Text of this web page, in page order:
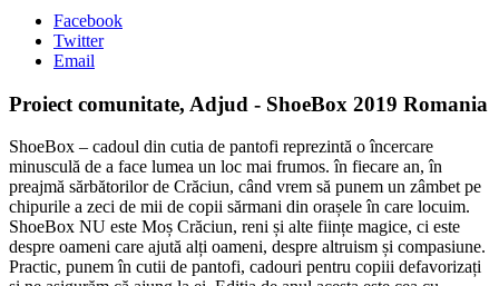
Facebook
Twitter
Email
Proiect comunitate, Adjud - ShoeBox 2019 Romania
ShoeBox – cadoul din cutia de pantofi reprezintă o încercare
minusculă de a face lumea un loc mai frumos. în fiecare an, în
preajmă sărbătorilor de Crăciun, când vrem să punem un zâmbet pe
chipurile a zeci de mii de copii sărmani din orașele în care locuim.
ShoeBox NU este Moș Crăciun, reni și alte ființe magice, ci este
despre oameni care ajută alți oameni, despre altruism și compasiune.
Practic, punem în cutii de pantofi, cadouri pentru copiii defavorizați